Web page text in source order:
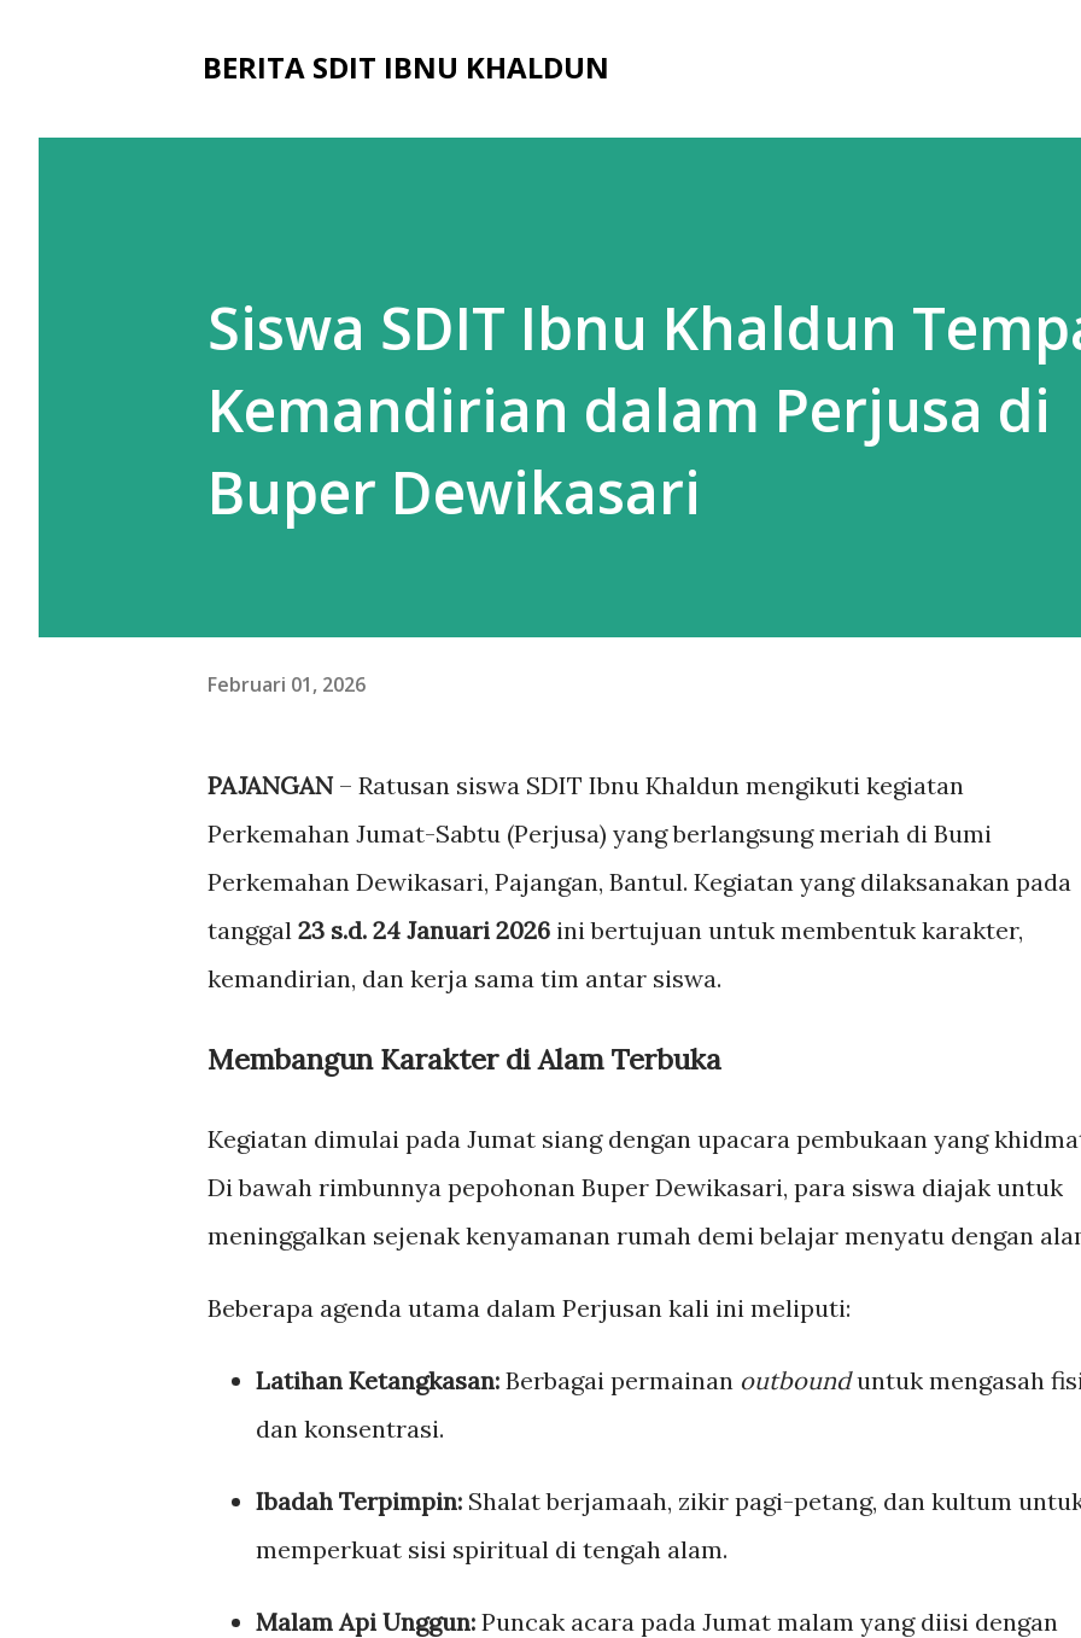
BERITA SDIT IBNU KHALDUN
Siswa SDIT Ibnu Khaldun
Kemandirian dalam Perjusa di
Buper Dewikasari
Februari 01, 2026
PAJANGAN – Ratusan siswa SDIT Ibnu Khaldun mengikuti kegiatan
Perkemahan Jumat-Sabtu (Perjusa) yang berlangsung meriah di Bumi
Perkemahan Dewikasari, Pajangan, Bantul. Kegiatan yang dilaksanakan pada
tanggal 23 s.d. 24 Januari 2026 ini bertujuan untuk membentuk karakter,
kemandirian, dan kerja sama tim antar siswa.
Membangun Karakter di Alam Terbuka
Kegiatan dimulai pada Jumat siang dengan upacara pembukaan yang
Di bawah rimbunnya pepohonan Buper Dewikasari, para siswa diajak untuk
meninggalkan sejenak kenyamanan rumah demi belajar menyatu dengan
Beberapa agenda utama dalam Perjusan kali ini meliputi:
Latihan Ketangkasan: Berbagai permainan outbounduntuk mengasah
dan konsentrasi.
Ibadah Terpimpin: Shalat berjamaah, zikir pagi-petang, dan kultum
memperkuat sisi spiritual di tengah alam.
Malam Api Unggun: Puncak acara pada Jumat malam yang diisi dengan